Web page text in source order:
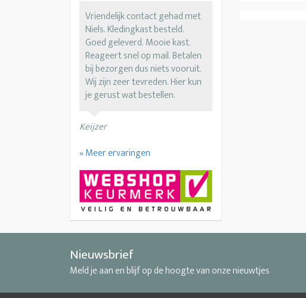
Vriendelijk contact gehad met
Niels. Kledingkast besteld.
Goed geleverd. Mooie kast.
Reageert snel op mail. Betalen
bij bezorgen dus niets vooruit.
Wij zijn zeer tevreden. Hier kun
je gerust wat bestellen.
Keijzer
» Meer ervaringen
Nieuwsbrief
Meld je aan en blijf op de hoogte van onze nieuwtjes